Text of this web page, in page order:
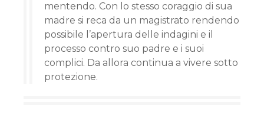
mentendo. Con lo stesso coraggio di sua
madre si reca da un magistrato rendendo
possibile l’apertura delle indagini e il
processo contro suo padre e i suoi
complici. Da allora continua a vivere sotto
protezione.